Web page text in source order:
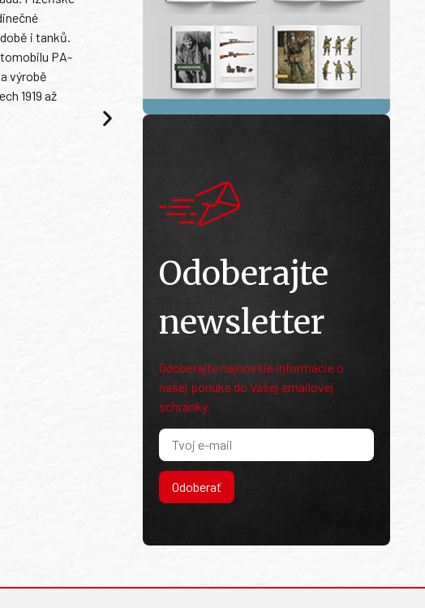
i tanků.
PA-
výrobě
1919 až
Odoberajte
newsletter
Odoberajte najnovšie informácie o
našej ponuke do Vašej emailovej
schránky.
Odoberať